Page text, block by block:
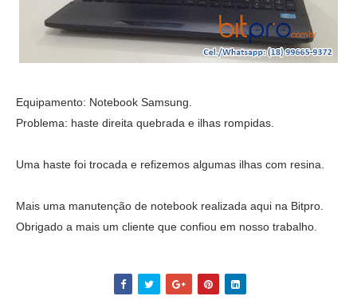
Equipamento: Notebook Samsung.
Problema: haste direita quebrada e ilhas rompidas.
Uma haste foi trocada e refizemos algumas ilhas com resina.
Mais uma manutenção de notebook realizada aqui na Bitpro.
Obrigado a mais um cliente que confiou em nosso trabalho.